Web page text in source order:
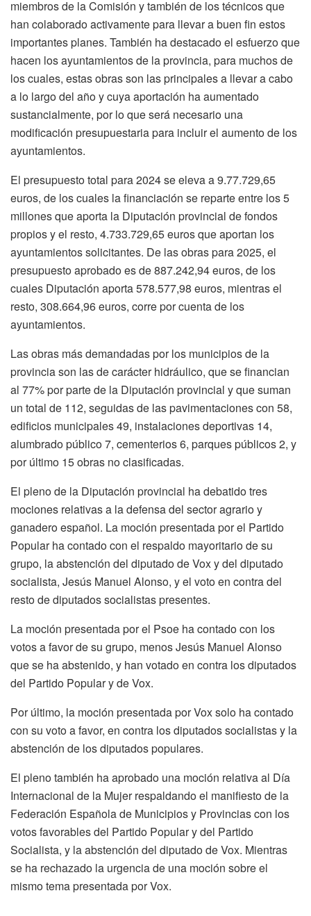
miembros de la Comisión y también de los técnicos que
han colaborado activamente para llevar a buen fin estos
importantes planes. También ha destacado el esfuerzo que
hacen los ayuntamientos de la provincia, para muchos de
los cuales, estas obras son las principales a llevar a cabo
a lo largo del año y cuya aportación ha aumentado
sustancialmente, por lo que será necesario una
modificación presupuestaria para incluir el aumento de los
ayuntamientos.
El presupuesto total para 2024 se eleva a 9.77.729,65
euros, de los cuales la financiación se reparte entre los 5
millones que aporta la Diputación provincial de fondos
propios y el resto, 4.733.729,65 euros que aportan los
ayuntamientos solicitantes. De las obras para 2025, el
presupuesto aprobado es de 887.242,94 euros, de los
cuales Diputación aporta 578.577,98 euros, mientras el
resto, 308.664,96 euros, corre por cuenta de los
ayuntamientos.
Las obras más demandadas por los municipios de la
provincia son las de carácter hidráulico, que se financian
al 77% por parte de la Diputación provincial y que suman
un total de 112, seguidas de las pavimentaciones con 58,
edificios municipales 49, instalaciones deportivas 14,
alumbrado público 7, cementerios 6, parques públicos 2, y
por último 15 obras no clasificadas.
El pleno de la Diputación provincial ha debatido tres
mociones relativas a la defensa del sector agrario y
ganadero español. La moción presentada por el Partido
Popular ha contado con el respaldo mayoritario de su
grupo, la abstención del diputado de Vox y del diputado
socialista, Jesús Manuel Alonso, y el voto en contra del
resto de diputados socialistas presentes.
La moción presentada por el Psoe ha contado con los
votos a favor de su grupo, menos Jesús Manuel Alonso
que se ha abstenido, y han votado en contra los diputados
del Partido Popular y de Vox.
Por último, la moción presentada por Vox solo ha contado
con su voto a favor, en contra los diputados socialistas y la
abstención de los diputados populares.
El pleno también ha aprobado una moción relativa al Día
Internacional de la Mujer respaldando el manifiesto de la
Federación Española de Municipios y Provincias con los
votos favorables del Partido Popular y del Partido
Socialista, y la abstención del diputado de Vox. Mientras
se ha rechazado la urgencia de una moción sobre el
mismo tema presentada por Vox.